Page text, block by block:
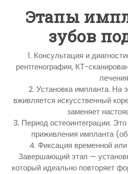
Этапы
зубов
1. Консультация и
рентгенография, КТ-
2. Установка импланта. На
вживляется искусственный
заменяет
3. Период остеоинтеграции.
приживления импланта
4. Фиксация временной или
Завершающий этап —
который идеально повторяет